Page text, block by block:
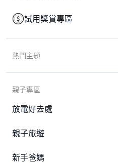
試用獎賞專區
熱門主題
親子專區
放電好去處
親子旅遊
新手爸媽